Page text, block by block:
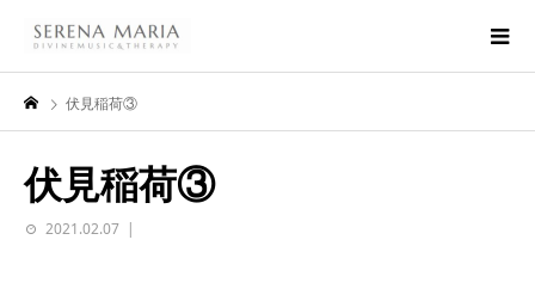
伏見稲荷③
伏見稲荷③
2021.02.07